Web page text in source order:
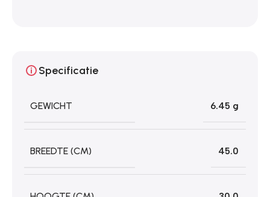
Specificatie
GEWICHT 6.45 g
BREEDTE (CM) 45.0